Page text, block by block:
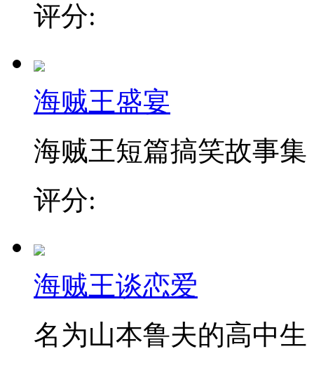
评分:
海贼王盛宴
海贼王短篇搞笑故事
评分:
海贼王谈恋爱
名为山本鲁夫的高中